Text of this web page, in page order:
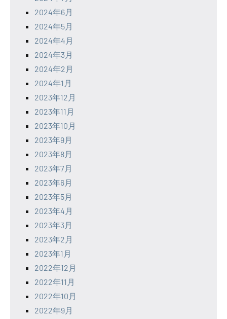
2024年6月
2024年5月
2024年4月
2024年3月
2024年2月
2024年1月
2023年12月
2023年11月
2023年10月
2023年9月
2023年8月
2023年7月
2023年6月
2023年5月
2023年4月
2023年3月
2023年2月
2023年1月
2022年12月
2022年11月
2022年10月
2022年9月